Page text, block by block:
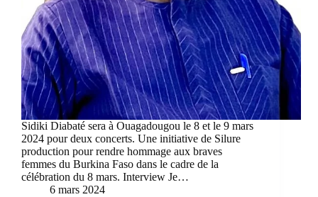
Sidiki Diabaté sera à Ouagadougou le 8 et le 9 mars
2024 pour deux concerts. Une initiative de Silure
production pour rendre hommage aux braves
femmes du Burkina Faso dans le cadre de la
célébration du 8 mars. Interview Je…
6 mars 2024